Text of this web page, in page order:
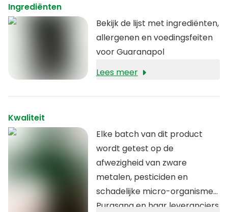
maakt ons geestelijk en fysiek
actiever. Panax Ginseng gaat
vermoeidheid tegen en zorgt
Eleutherococcus ondersteunt
Ingrediënten
Bekijk de lijst met ingrediënten,
allergenen en voedingsfeiten
voor Guaranapol
Lees meer
Kwaliteit
Elke batch van dit product
wordt getest op de
afwezigheid van zware
metalen, pesticiden en
schadelijke micro-organismen.
Purasana en haar leveranciers